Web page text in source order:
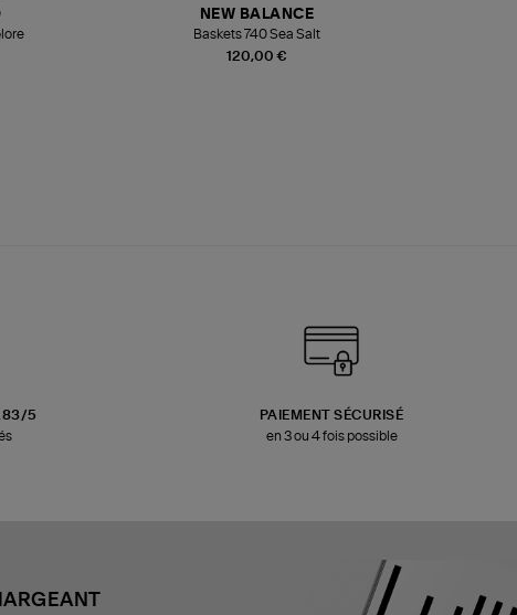
120,00 €
NEW BALANCE
Baskets 740 Sea Salt
5
PAIEMENT SÉCURISÉ
en 3 ou 4 fois possible